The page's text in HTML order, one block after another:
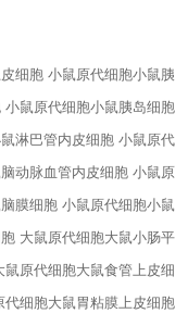
细胞 小鼠原代细胞小鼠胰
小鼠原代细胞小鼠胰岛细胞
淋巴管内皮细胞 小鼠原代
动脉血管内皮细胞 小鼠原
膜细胞 小鼠原代细胞小鼠
大鼠原代细胞大鼠小肠平
鼠原代细胞大鼠食管上皮细
代细胞大鼠胃粘膜上皮细胞